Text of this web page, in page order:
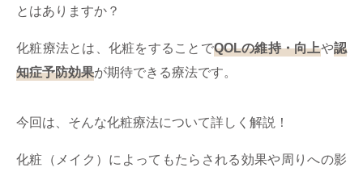
とはありますか？
化粧療法とは、化粧をすることでQOLの維持・向上や認
知症予防効果が期待できる療法です。
今回は、そんな化粧療法について詳しく解説！
化粧（メイク）によってもたらされる効果や周りへの影